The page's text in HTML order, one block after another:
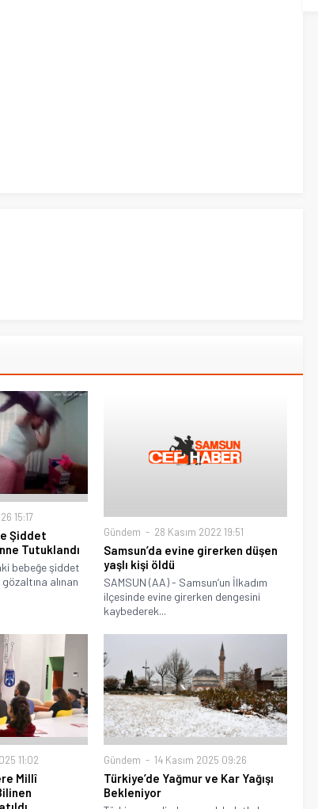
15:17
Şiddet
Tutuklandı
bebeğe şiddet
gözaltına alınan
Gündem 28 Kasım 2022 19:51
Samsun’da evine girerken düşen
yaşlı kişi öldü
SAMSUN (AA) - Samsun’un İlkadım
ilçesinde evine girerken dengesini
kaybederek...
11:02
Millî
Gündem 14 Kasım 2025 09:26
Türkiye’de Yağmur ve Kar Yağışı
Bekleniyor